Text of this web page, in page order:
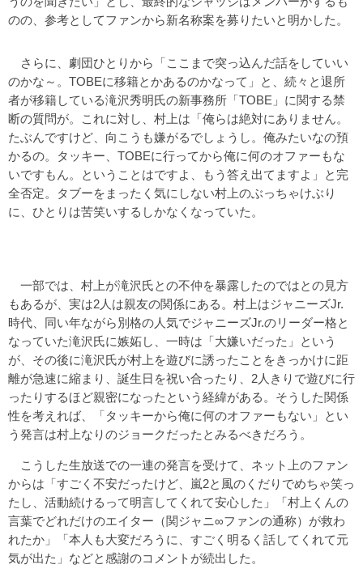
のの、参考としてファンから新名称案を募りたいと明かした。
さらに、劇団ひとりから「ここまで突っ込んだ話をしていい
のかな～。TOBEに移籍とかあるのかなって」と、続々と退所
者が移籍している滝沢秀明氏の新事務所「TOBE」に関する禁
断の質問が。これに対し、村上は「俺らは絶対にありません。
たぶんですけど、向こうも嫌がるでしょうし。俺みたいなの預
かるの。タッキー、TOBEに行ってから俺に何のオファーもな
いですもん。ということはですよ、もう答え出てますよ」と完
全否定。タブーをまったく気にしない村上のぶっちゃけぶり
に、ひとりは苦笑いするしかなくなっていた。
一部では、村上が滝沢氏との不仲を暴露したのではとの見方
もあるが、実は2人は親友の関係にある。村上はジャニーズJr.
時代、同い年ながら別格の人気でジャニーズJr.のリーダー格と
なっていた滝沢氏に嫉妬し、一時は「大嫌いだった」という
が、その後に滝沢氏が村上を遊びに誘ったことをきっかけに距
離が急速に縮まり、誕生日を祝い合ったり、2人きりで遊びに行
ったりするほど親密になったという経緯がある。そうした関係
性を考えれば、「タッキーから俺に何のオファーもない」とい
う発言は村上なりのジョークだったとみるべきだろう。
こうした生放送での一連の発言を受けて、ネット上のファン
からは「すごく不安だったけど、嵐2と風のくだりでめちゃ笑っ
たし、活動続けるって明言してくれて安心した」「村上くんの
言葉でどれだけのエイター（関ジャニ∞ファンの通称）が救わ
れたか」「本人も大変だろうに、すごく明るく話してくれて元
気が出た」などと感謝のコメントが続出した。